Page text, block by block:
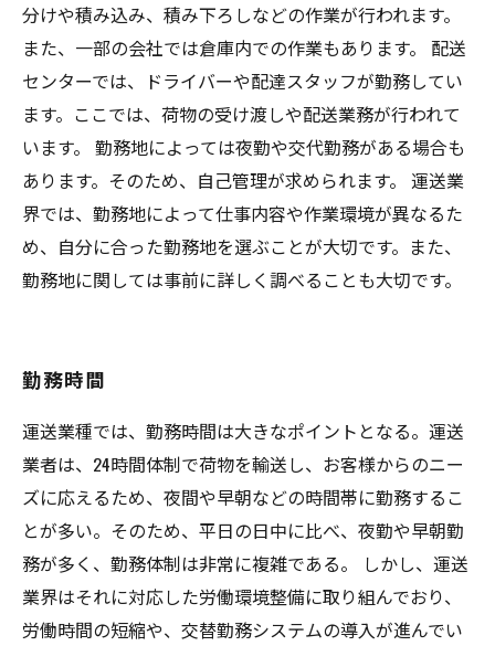
分けや積み込み、積み下ろしなどの作業が行われます。
また、一部の会社では倉庫内での作業もあります。 配送
センターでは、ドライバーや配達スタッフが勤務してい
ます。ここでは、荷物の受け渡しや配送業務が行われて
います。 勤務地によっては夜勤や交代勤務がある場合も
あります。そのため、自己管理が求められます。 運送業
界では、勤務地によって仕事内容や作業環境が異なるた
め、自分に合った勤務地を選ぶことが大切です。また、
勤務地に関しては事前に詳しく調べることも大切です。
勤務時間
運送業種では、勤務時間は大きなポイントとなる。運送
業者は、24時間体制で荷物を輸送し、お客様からのニー
ズに応えるため、夜間や早朝などの時間帯に勤務するこ
とが多い。そのため、平日の日中に比べ、夜勤や早朝勤
務が多く、勤務体制は非常に複雑である。 しかし、運送
業界はそれに対応した労働環境整備に取り組んでおり、
労働時間の短縮や、交替勤務システムの導入が進んでい